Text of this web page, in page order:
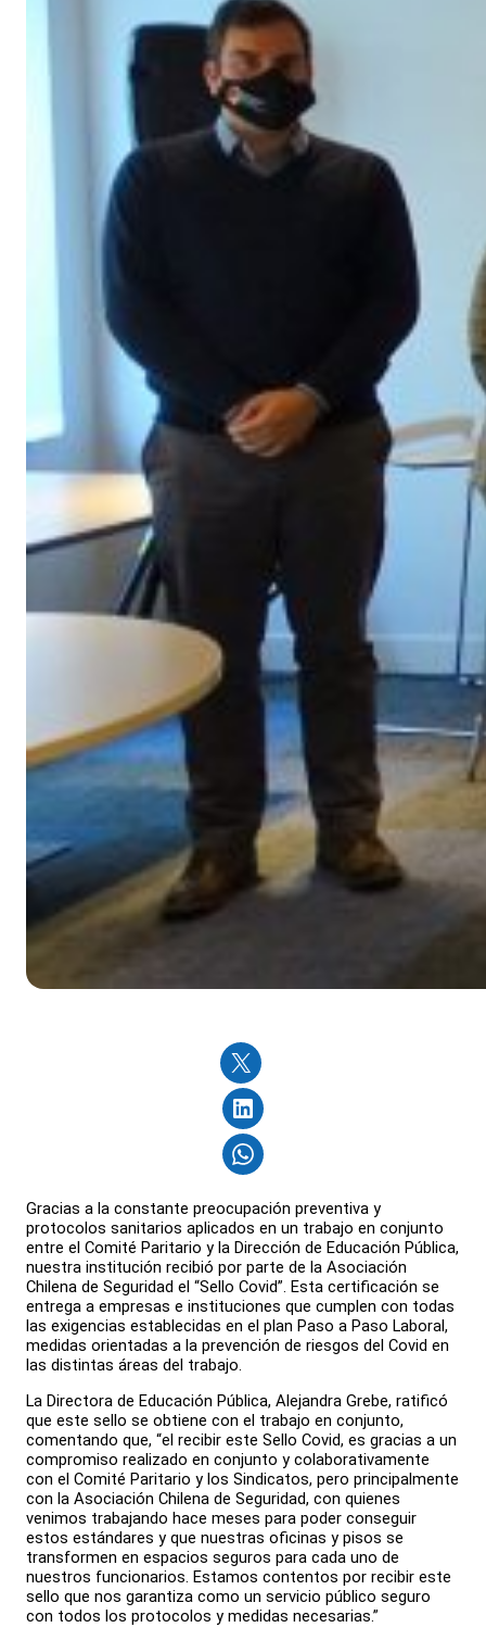
Gracias a la constante preocupación preventiva y
protocolos sanitarios aplicados en un trabajo en conjunto
entre el Comité Paritario y la Dirección de Educación Pública,
nuestra institución recibió por parte de la Asociación
Chilena de Seguridad el “Sello Covid”. Esta certificación se
entrega a empresas e instituciones que cumplen con todas
las exigencias establecidas en el plan Paso a Paso Laboral,
medidas orientadas a la prevención de riesgos del Covid en
las distintas áreas del trabajo.
La Directora de Educación Pública, Alejandra Grebe, ratificó
que este sello se obtiene con el trabajo en conjunto,
comentando que, “el recibir este Sello Covid, es gracias a un
compromiso realizado en conjunto y colaborativamente
con el Comité Paritario y los Sindicatos, pero principalmente
con la Asociación Chilena de Seguridad, con quienes
venimos trabajando hace meses para poder conseguir
estos estándares y que nuestras oficinas y pisos se
transformen en espacios seguros para cada uno de
nuestros funcionarios. Estamos contentos por recibir este
sello que nos garantiza como un servicio público seguro
con todos los protocolos y medidas necesarias.”